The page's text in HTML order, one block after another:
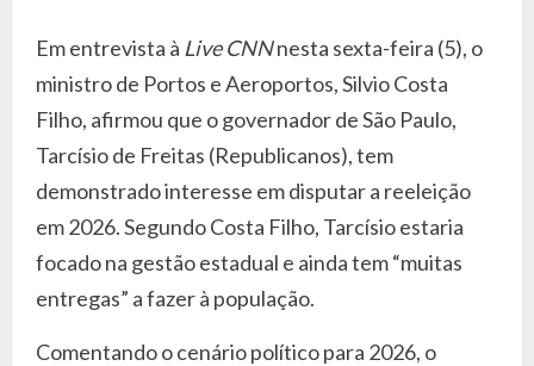
Em entrevista à Live CNNnesta sexta-feira (5), o
ministro de Portos e Aeroportos, Silvio Costa
Filho, afirmou que o governador de São Paulo,
Tarcísio de Freitas (Republicanos), tem
demonstrado interesse em disputar a reeleição
em 2026. Segundo Costa Filho, Tarcísio estaria
focado na gestão estadual e ainda tem “muitas
entregas” a fazer à população.
Comentando o cenário político para 2026, o